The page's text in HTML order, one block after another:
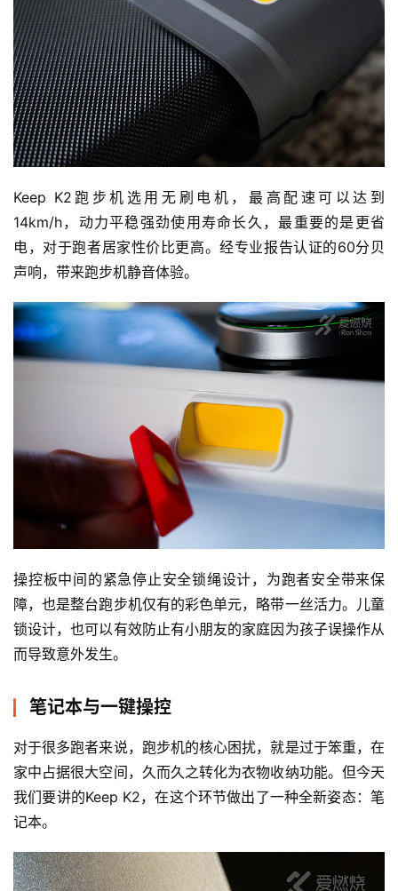
Keep K2跑步机选用无刷电机，最高配速可以达到
14km/h，动力平稳强劲使用寿命长久，最重要的是更省
电，对于跑者居家性价比更高。经专业报告认证的60分贝
声响，带来跑步机静音体验。
操控板中间的紧急停止安全锁绳设计，为跑者安全带来保
障，也是整台跑步机仅有的彩色单元，略带一丝活力。儿童
锁设计，也可以有效防止有小朋友的家庭因为孩子误操作从
而导致意外发生。
笔记本与一键操控
对于很多跑者来说，跑步机的核心困扰，就是过于笨重，在
家中占据很大空间，久而久之转化为衣物收纳功能。但今天
我们要讲的Keep K2，在这个环节做出了一种全新姿态：笔
记本。